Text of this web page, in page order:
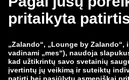
zalando-lounge.co.uk
zalando-lounge.lt